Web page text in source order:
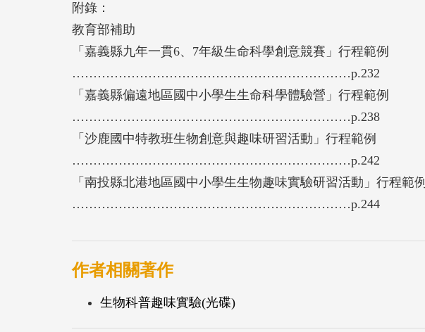
附錄：
教育部補助
「嘉義縣九年一貫6、7年級生命科學創意競賽」行程範例
…………………………………………………………p.232
「嘉義縣偏遠地區國中小學生生命科學體驗營」行程範例
…………………………………………………………p.238
「沙鹿國中特教班生物創意與趣味研習活動」行程範例
…………………………………………………………p.242
「南投縣北港地區國中小學生生物趣味實驗研習活動」行程範例
…………………………………………………………p.244
作者相關著作
生物科普趣味實驗(光碟)